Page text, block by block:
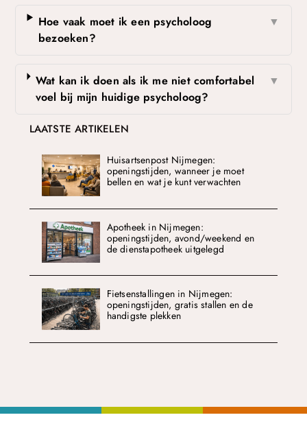
Hoe vaak moet ik een psycholoog
bezoeken?
▼
Wat kan ik doen als ik me niet comfortabel
voel bij mijn huidige psycholoog?
▼
LAATSTE ARTIKELEN
Huisartsenpost Nijmegen:
openingstijden, wanneer je moet
bellen en wat je kunt verwachten
Apotheek in Nijmegen:
openingstijden, avond/weekend en
de dienstapotheek uitgelegd
Fietsenstallingen in Nijmegen:
openingstijden, gratis stallen en de
handigste plekken